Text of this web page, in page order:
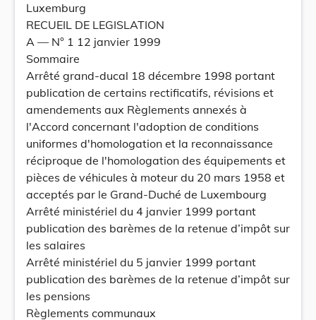
Luxemburg
RECUEIL DE LEGISLATION
A –– N° 1 12 janvier 1999
Sommaire
Arrêté grand-ducal 18 décembre 1998 portant
publication de certains rectificatifs, révisions et
amendements aux Règlements annexés à
l'Accord concernant l'adoption de conditions
uniformes d'homologation et la reconnaissance
réciproque de l'homologation des équipements et
pièces de véhicules à moteur du 20 mars 1958 et
acceptés par le Grand-Duché de Luxembourg
Arrêté ministériel du 4 janvier 1999 portant
publication des barèmes de la retenue d’impôt sur
les salaires
Arrêté ministériel du 5 janvier 1999 portant
publication des barèmes de la retenue d’impôt sur
les pensions
Règlements communaux